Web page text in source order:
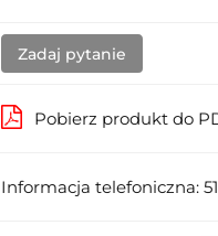
Zadaj pytanie
Pobierz produkt do
Informacja telefoniczna: